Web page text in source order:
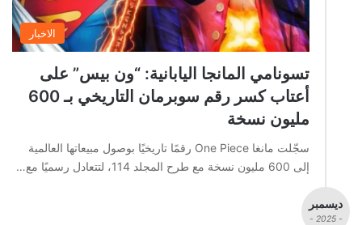
الاخبار
تسونامي المانجا اليابانية: “ون بيس” على
أعتاب كسر رقم سوبرمان التاريخي بـ 600
مليون نسخة
سجّلت مانغا One Piece رقمًا تاريخيًا بوصول مبيعاتها العالمية
إلى 600 مليون نسخة مع طرح المجلد 114، لتتعادل رسميًا مع…
ديسمبر
- 2025 -